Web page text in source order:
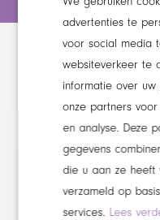
Gerelateerd
NIEUWS
advertenties te
voor social media
websiteverkeer te
informatie over
onze partners
en analyse. Deze
gegevens
die u aan ze heeft
verzameld op
services. Lees